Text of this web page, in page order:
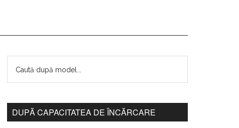
DUPĂ CAPACITATEA DE ÎNCĂRCARE